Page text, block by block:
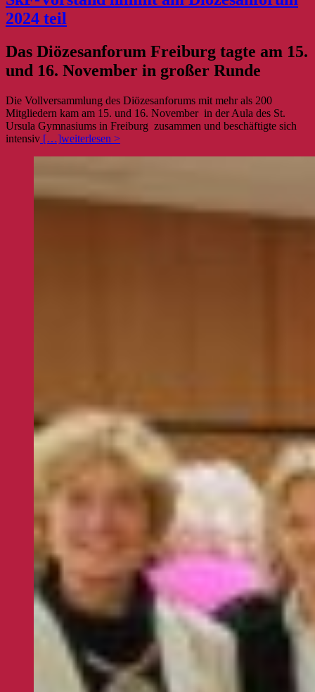
2024 teil
Das Diözesanforum Freiburg tagte am 15.
und 16. November in großer Runde
Die Vollversammlung des Diözesanforums mit mehr als 200
Mitgliedern kam am 15. und 16. November in der Aula des St.
Ursula Gymnasiums in Freiburg zusammen und beschäftigte sich
intensiv […]weiterlesen >